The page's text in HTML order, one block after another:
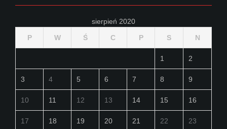
sierpień 2020
P
W Ś C P S N
1 2
3 4 5 6 7 8 9
10 11 12 13 14 15 16
17 18 19 20 21 22 23